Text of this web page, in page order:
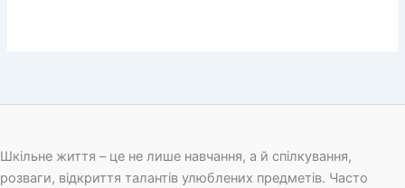
Шкільне життя – це не лише навчання, а й спілкування,
розваги, відкриття талантів улюблених предметів. Часто